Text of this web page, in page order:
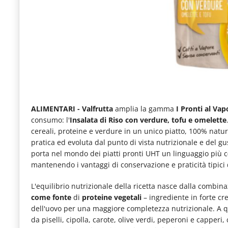
dei
consumi
fuoricasa,
del
Service
e
tutte
ALIMENTARI - Valfrutta amplia la gamma I Pronti al
consumo: l'Insalata di Riso con verdure, tofu e omelette
cereali, proteine e verdure in un unico piatto, 100%
pratica ed evoluta dal punto di vista nutrizionale e del
porta nel mondo dei piatti pronti UHT un linguaggio più
mantenendo i vantaggi di conservazione e praticità tipici
L'equilibrio nutrizionale della ricetta nasce dalla
come fonte di proteine vegetali – ingrediente in forte
dell'uovo per una maggiore completezza nutrizionale.
da piselli, cipolla, carote, olive verdi, peperoni e